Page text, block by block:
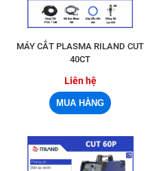
MÁY CẮT PLASMA RILAND CUT
40CT
Liên hệ